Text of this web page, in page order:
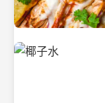
新鲜采摘的椰子